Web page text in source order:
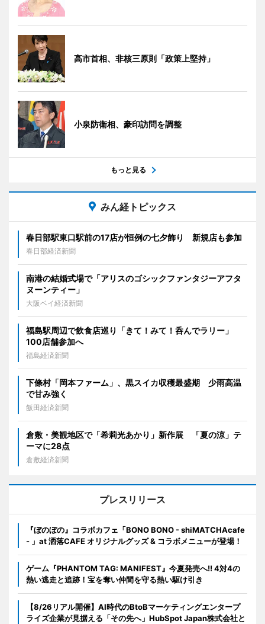
高市首相、非核三原則「政策上堅持」
小泉防衛相、豪印訪問を調整
もっと見る
みん経トピックス
春日部駅東口駅前の17店が恒例の七夕飾り 新規店も参加
春日部経済新聞
南港の結婚式場で「アリスのゴシックファンタジーアフタ
ヌーンティー」
大阪ベイ経済新聞
福島駅周辺で飲食店巡り「きて！みて！呑んでラリー」
100店舗参加へ
福島経済新聞
下條村「岡本ファーム」、黒スイカ収穫最盛期 少雨高温
で甘み強く
飯田経済新聞
倉敷・美観地区で「希莉光あかり」新作展 「夏の涼」テ
ーマに28点
倉敷経済新聞
プレスリリース
『ぼのぼの』コラボカフェ「BONO BONO - shiMATCHAcafe
- 」at 洒落CAFE オリジナルグッズ & コラボメニューが登場！
ゲーム『PHANTOM TAG: MANIFEST』今夏発売へ!! 4対4の
熱い逃走と追跡！宝を奪い仲間を守る熱い駆け引き
【8/26リアル開催】AI時代のBtoBマーケティングエンタープ
ライズ企業が見据える「その先へ」HubSpot Japan株式会社と